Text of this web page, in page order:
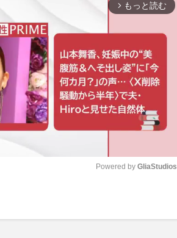
arrow_forward_ios もっと読む
u
Powered by GliaStudios